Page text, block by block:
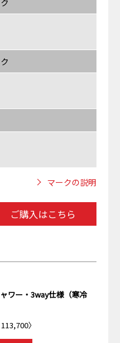
マークの説明
ご購入はこちら
ワー・3way仕様（寒冷
〉